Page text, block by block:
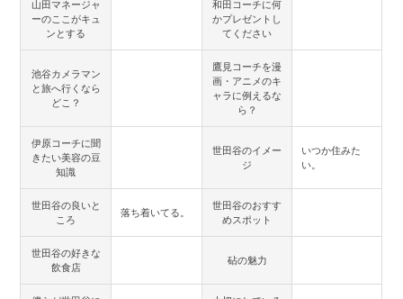
山田マネージャ
ーのここがキュ
ンとする
和田コーチに何
かプレゼントし
てください
池谷カメラマン
と旅へ行くなら
どこ？
鷹見コーチを漫
画・アニメのキ
ャラに例えるな
ら？
伊原コーチに聞
きたい美容の豆
知識
世田谷のイメー
ジ
いつか住みた
い。
世田谷の良いと
ころ
落ち着いてる。
世田谷のおすす
めスポット
世田谷の好きな
飲食店
砧の魅力